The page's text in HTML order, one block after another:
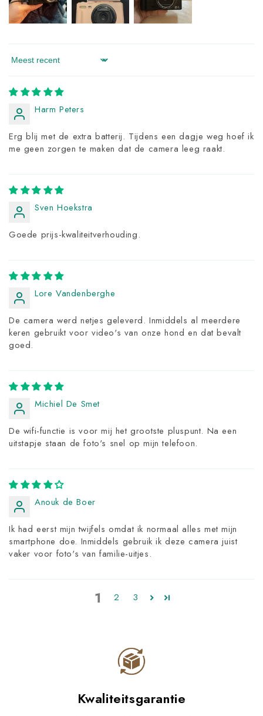
Sort by
Harm Peters
Erg blij met de extra batterij. Tijdens een dagje weg hoef ik
me geen zorgen te maken dat de camera leeg raakt.
Sven Hoekstra
Goede prijs-kwaliteitverhouding.
Lore Vandenberghe
De camera werd netjes geleverd. Inmiddels al meerdere
keren gebruikt voor video's van onze hond en dat bevalt
goed.
Michiel De Smet
De wifi-functie is voor mij het grootste pluspunt. Na een
uitstapje staan de foto's snel op mijn telefoon.
Anouk de Boer
Ik had eerst mijn twijfels omdat ik normaal alles met mijn
smartphone doe. Inmiddels gebruik ik deze camera juist
vaker voor foto's van familie-uitjes.
1 2 3
Kwaliteitsgarantie